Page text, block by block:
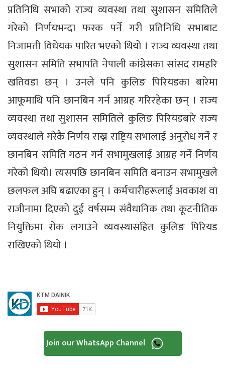
प्रतिनिधि सभाको राज्य व्यवस्था तथा सुशासन समितिले
गरेको निर्णयभन्दा फरक पर्ने गरी प्रतिनिधि सभाबाट
निजामती विधेयक पारित भएको थियो । राज्य व्यवस्था तथा
सुशासन समिति सभापति नेपाली कांग्रेसका सांसद रामहरि
खतिवडा छन् । उनले पनि कुलिङ पिरियडका बारेमा
आफूमाथि पनि छानबिन गर्न आग्रह गरिरहेका छन् । राज्य
व्यवस्था तथा सुशासन समितिले कुलिङ पिरियडबारे राज्य
व्यवस्थाले गरेकै निर्णय राख्न राष्ट्रिय सभालाई अनुरोध गर्ने र
छानबिन समिति गठन गर्न सभामुखलाई आग्रह गर्ने निर्णय
गरेको थियो। त्यसपछि छानबिन समिति बनाउन सभामुखले
छलफल अघि बढाएका हुन् । कर्मचारीहरूलाई अवकाश वा
राजीनामा दिएको दुई वर्षसम्म संवैधानिक तथा कूटनीतिक
नियुक्तिमा रोक लगाउने व्यवस्थासहित कुलिङ पिरियड
राखिएको थियो ।
Join our WhatsApp Channel